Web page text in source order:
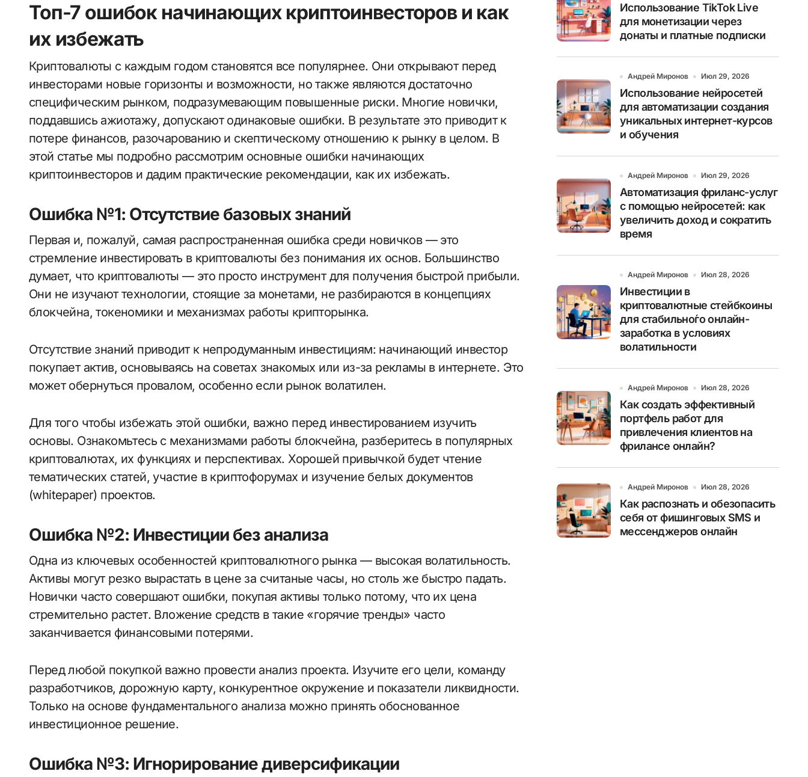
Топ-7 ошибок начинающих криптоинвесторов и как
их избежать
Криптовалюты с каждым годом становятся все популярнее. Они открывают перед
инвесторами новые горизонты и возможности, но также являются достаточно
специфическим рынком, подразумевающим повышенные риски. Многие новички,
поддавшись ажиотажу, допускают одинаковые ошибки. В результате это приводит к
потере финансов, разочарованию и скептическому отношению к рынку в целом. В
этой статье мы подробно рассмотрим основные ошибки начинающих
криптоинвесторов и дадим практические рекомендации, как их избежать.
Ошибка №1: Отсутствие базовых знаний
Первая и, пожалуй, самая распространенная ошибка среди новичков — это
стремление инвестировать в криптовалюты без понимания их основ. Большинство
думает, что криптовалюты — это просто инструмент для получения быстрой прибыли.
Они не изучают технологии, стоящие за монетами, не разбираются в концепциях
блокчейна, токеномики и механизмах работы крипторынка.
Отсутствие знаний приводит к непродуманным инвестициям: начинающий инвестор
покупает актив, основываясь на советах знакомых или из-за рекламы в интернете. Это
может обернуться провалом, особенно если рынок волатилен.
Для того чтобы избежать этой ошибки, важно перед инвестированием изучить
основы. Ознакомьтесь с механизмами работы блокчейна, разберитесь в популярных
криптовалютах, их функциях и перспективах. Хорошей привычкой будет чтение
тематических статей, участие в криптофорумах и изучение белых документов
(whitepaper) проектов.
Ошибка №2: Инвестиции без анализа
Одна из ключевых особенностей криптовалютного рынка — высокая волатильность.
Активы могут резко вырастать в цене за считаные часы, но столь же быстро падать.
Новички часто совершают ошибки, покупая активы только потому, что их цена
стремительно растет. Вложение средств в такие «горячие тренды» часто
заканчивается финансовыми потерями.
Перед любой покупкой важно провести анализ проекта. Изучите его цели, команду
разработчиков, дорожную карту, конкурентное окружение и показатели ликвидности.
Только на основе фундаментального анализа можно принять обоснованное
инвестиционное решение.
Ошибка №3: Игнорирование диверсификации
Использование TikTok Live
для монетизации через
донаты и платные подписки
Андрей Миронов Июл 29, 2026
Использование нейросетей
для автоматизации создания
уникальных интернет-курсов
и обучения
Андрей Миронов Июл 29, 2026
Автоматизация фриланс-услуг
с помощью нейросетей: как
увеличить доход и сократить
время
Андрей Миронов Июл 28, 2026
Инвестиции в
криптовалютные стейбкоины
для стабильно́го онлайн-
заработка в условиях
волатильности
Андрей Миронов Июл 28, 2026
Как создать эффективный
портфель работ для
привлечения клиентов на
фрилансе онлайн?
Андрей Миронов Июл 28, 2026
Как распознать и обезопасить
себя от фишинговых SMS и
мессенджеров онлайн